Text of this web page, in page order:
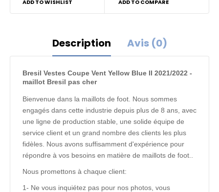
ADD TO WISHLIST ADD TO COMPARE
Description Avis (0)
Bresil Vestes Coupe Vent Yellow Blue II 2021/2022 -
maillot Bresil pas cher
Bienvenue dans la maillots de foot. Nous sommes
engagés dans cette industrie depuis plus de 8 ans, avec
une ligne de production stable, une solide équipe de
service client et un grand nombre des clients les plus
fidèles. Nous avons suffisamment d'expérience pour
répondre à vos besoins en matière de maillots de foot..
Nous promettons à chaque client:
1- Ne vous inquiétez pas pour nos photos, vous